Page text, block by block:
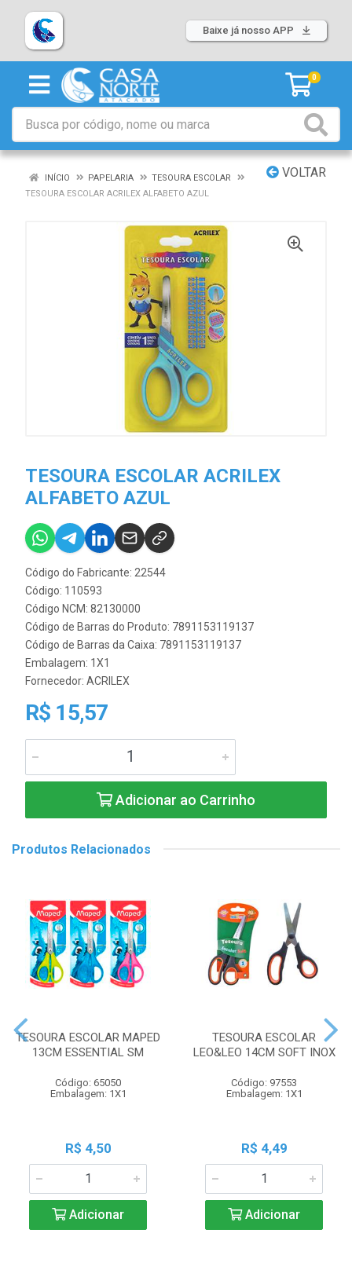
Baixe já nosso APP
0
VOLTAR
INÍCIO PAPELARIA
TESOURA ESCOLAR
TESOURA ESCOLAR ACRILEX ALFABETO AZUL
TESOURA ESCOLAR ACRILEX
ALFABETO AZUL
Código do Fabricante: 22544
Código: 110593
Código NCM: 82130000
Código de Barras do Produto: 7891153119137
Código de Barras da Caixa: 7891153119137
Embalagem: 1X1
Fornecedor: ACRILEX
R$ 15,57
Adicionar ao Carrinho
Produtos Relacionados
TESOURA ESCOLAR MAPED
13CM ESSENTIAL SM
Código: 65050
Embalagem: 1X1
R$ 4,50
Adicionar
TESOURA ESCOLAR
LEO&LEO 14CM SOFT INOX
Código: 97553
Embalagem: 1X1
R$ 4,49
Adicionar